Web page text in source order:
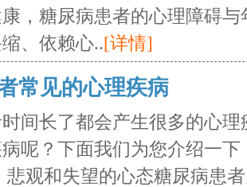
，糖尿病患者的心理障碍
、依赖心..[详情]
常见的心理疾病
间长了都会产生很多的心
呢？下面我们为您介绍一
悲观和失望的心态糖尿病患